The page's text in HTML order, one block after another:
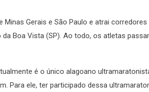
Gerais e São Paulo e atrai
Boa Vista (SP). Ao todo, os atletas
é o único alagoano
Para ele, ter participado dessa